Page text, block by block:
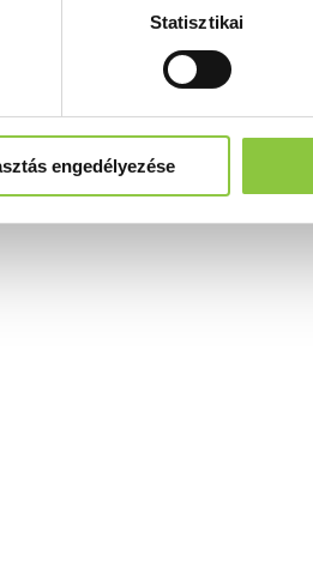
Statisztikai
engedélyezése